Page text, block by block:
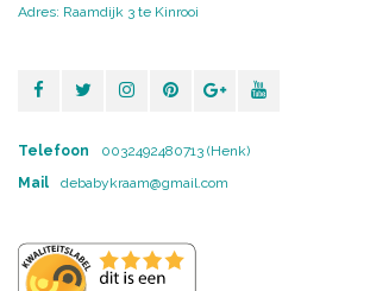
Adres: Raamdijk 3 te Kinrooi
Telefoon
0032492480713 (Henk)
Mail
debabykraam@gmail.com